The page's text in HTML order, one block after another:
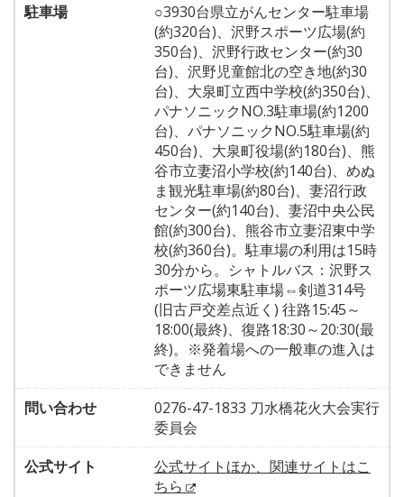
駐車場
○3930台県立がんセンター駐車場
(約320台)、沢野スポーツ広場(約
350台)、沢野行政センター(約30
台)、沢野児童館北の空き地(約30
台)、大泉町立西中学校(約350台)、
パナソニックNO.3駐車場(約1200
台)、パナソニックNO.5駐車場(約
450台)、大泉町役場(約180台)、熊
谷市立妻沼小学校(約140台)、めぬ
ま観光駐車場(約80台)、妻沼行政
センター(約140台)、妻沼中央公民
館(約300台)、熊谷市立妻沼東中学
校(約360台)。駐車場の利用は15時
30分から。シャトルバス：沢野ス
ポーツ広場東駐車場⇔剣道314号
(旧古戸交差点近く) 往路15:45～
18:00(最終)、復路18:30～20:30(最
終)。※発着場への一般車の進入は
できません
問い合わせ
0276-47-1833 刀水橋花火大会実行
委員会
公式サイト
公式サイトほか、関連サイトはこ
ちら